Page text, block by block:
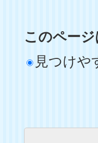
このペー
見つけや